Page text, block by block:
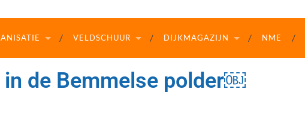
VELDSCHUUR DIJKMAGAZIJN NME
de Bemmelse polder￼